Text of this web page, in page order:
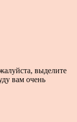
выделите
вам очень